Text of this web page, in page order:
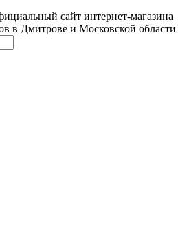
сайт интернет-магазина
в Дмитрове и Московской области